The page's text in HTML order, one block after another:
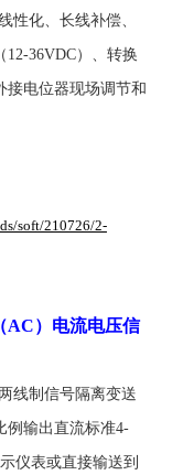
性化、长线补偿、
36VDC）、转换
接电位器现场调节和
soft/210726/2-
AC）电流电压信
线制信号隔离变送
例输出直流标准4-
仪表或直接输送到